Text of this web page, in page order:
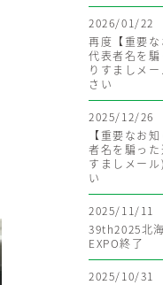
2026/01/22
再度【重要
代表者名を
りすましメ
さい
2025/12/26
【重要なお
者名を騙っ
すましメー
い
2025/11/11
39th2025北
EXPO終了
2025/10/31